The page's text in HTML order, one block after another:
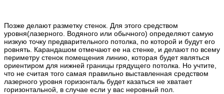
Позже делают разметку стенок. Для этого средством
уровня(лазерного. Водяного или обычного) определяют самую
низкую точку предварительного потолка, по которой и будут его
ровнять. Карандашом отмечают ее на стенке, и делают по всему
периметру стенок помещения линию, которая будет являться
ориентиром для нижней границы грядущего потолка. Но учтите,
что не считая того самая правильно выставленная средством
лазерного уровня горизонталь будет казаться не хватает
горизонтальной, в случае если у вас неровный пол.